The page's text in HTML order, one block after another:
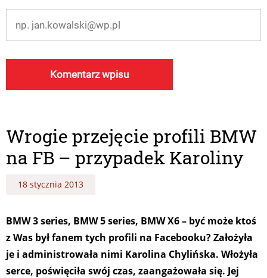
Wrogie przejęcie profili BMW
na FB – przypadek Karoliny
18 stycznia 2013
BMW 3 series, BMW 5 series, BMW X6 – być może ktoś
z Was był fanem tych profili na Facebooku? Założyła
je i administrowała nimi Karolina Chylińska. Włożyła
serce, poświęciła swój czas, zaangażowała się. Jej